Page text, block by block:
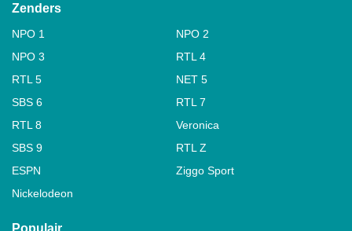
Zenders
NPO 1
NPO 2
NPO 3
RTL 4
RTL 5
NET 5
SBS 6
RTL 7
RTL 8
Veronica
SBS 9
RTL Z
ESPN
Ziggo Sport
Nickelodeon
Populair